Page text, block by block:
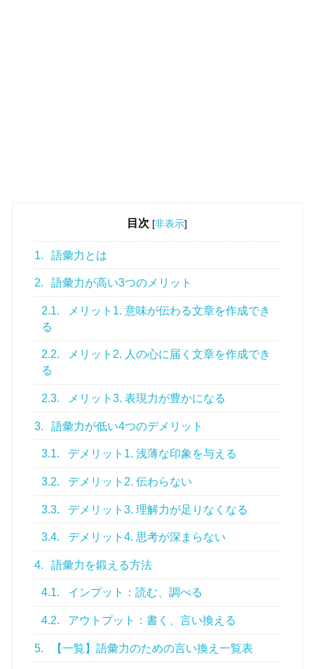
目次 [非表示]
1. 語彙力とは
2. 語彙力が高い3つのメリット
2.1.
メリット1. 意味が伝わる文章を作成でき
る
2.2.
メリット2. 人の心に届く文章を作成でき
る
2.3. メリット3. 表現力が豊かになる
3. 語彙力が低い4つのデメリット
3.1. デメリット1. 浅薄な印象を与える
3.2. デメリット2. 伝わらない
3.3. デメリット3. 理解力が足りなくなる
3.4. デメリット4. 思考が深まらない
4. 語彙力を鍛える方法
4.1. インプット：読む、調べる
4.2. アウトプット：書く、言い換える
5. 【一覧】語彙力のための言い換え一覧表